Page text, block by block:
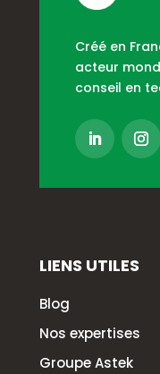
Créé en
acteur
conseil en
LIENS UTILES
Blog
Nos expertises
Groupe Astek